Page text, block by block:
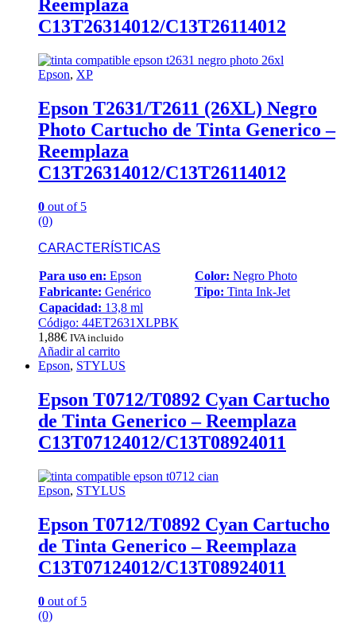
Reemplaza
C13T26314012/C13T26114012
Epson, XP
Epson T2631/T2611 (26XL) Negro
Photo Cartucho de Tinta Generico –
Reemplaza
C13T26314012/C13T26114012
0 out of 5
(0)
CARACTERÍSTICAS
Para uso en: Epson Color: Negro Photo
Fabricante: Genérico Tipo: Tinta Ink-Jet
Capacidad: 13,8 ml
Código: 44ET2631XLPBK
1,88€ IVA incluido
Añadir al carrito
Epson, STYLUS
Epson T0712/T0892 Cyan Cartucho
de Tinta Generico – Reemplaza
C13T07124012/C13T08924011
Epson, STYLUS
Epson T0712/T0892 Cyan Cartucho
de Tinta Generico – Reemplaza
C13T07124012/C13T08924011
0 out of 5
(0)